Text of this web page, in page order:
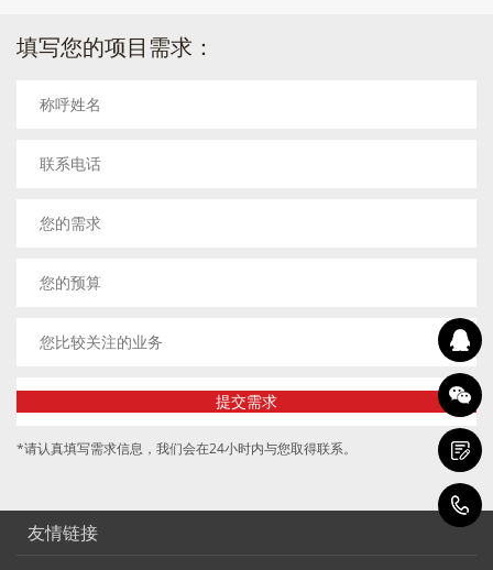
填写您的项目需求：
*请认真填写需求信息，我们会在24小时内与您取得联系。
友情链接